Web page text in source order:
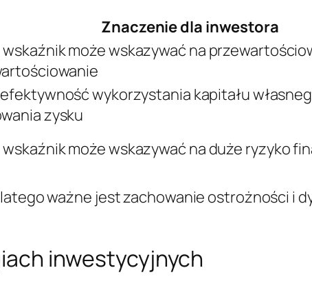
Znaczenie dla inwestora
może wskazywać na
wykorzystania kapitału
zysku
może wskazywać na duże ryzyko
ważne jest zachowanie ostrożności i
inwestycyjnych